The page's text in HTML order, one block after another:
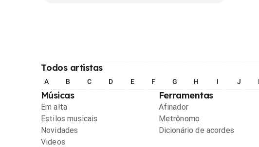
Todos artistas
A B C D E F G H I J
Músicas
Em alta
Estilos musicais
Novidades
Videos
Ferramentas
Afinador
Metrônomo
Dicionário de acordes